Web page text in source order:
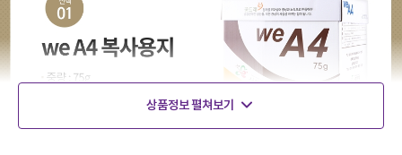
상품정보 펼쳐보기